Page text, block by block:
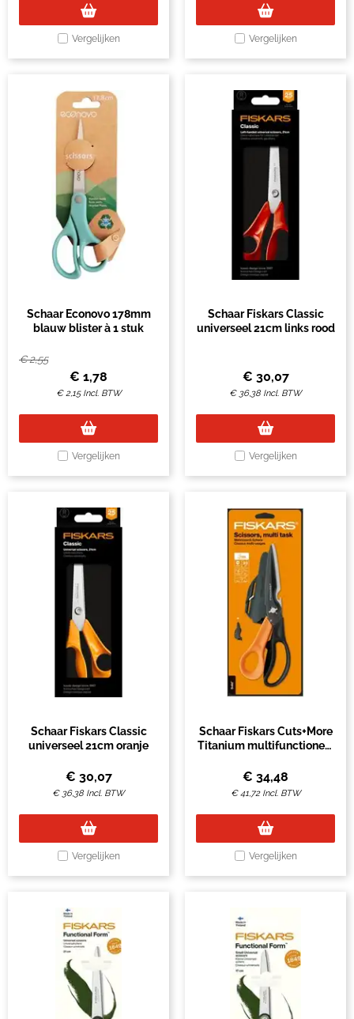
Vergelijken Vergelijken
Schaar Econovo 178mm
blauw blister à 1 stuk
€2,55
€ 1,78
€2,15 Incl. BTW
Vergelijken
Schaar Fiskars Classic
universeel 21cm links rood
€ 30,07
€ 36,38 Incl. BTW
Vergelijken
Schaar Fiskars Classic
universeel 21cm oranje
€ 30,07
€ 36,38 Incl. BTW
Vergelijken
Schaar Fiskars Cuts+More
Titanium multifunctioneel
€ 34,48
€41,72 Incl. BTW
Vergelijken